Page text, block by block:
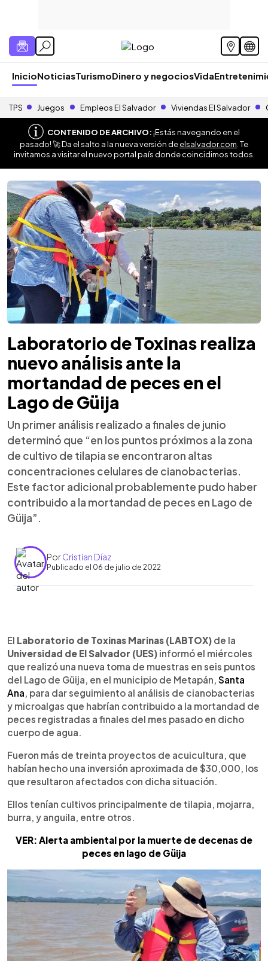
InicioNoticiasTurismoDinero y negociosVida
TPS Juegos Empleos El Salvador Viviendas El Salvador
CONTENIDO DE ARCHIVO:¡Estás navegando en el
pasado! 🚀 Da el salto a la nueva versión deelsalvador.com . Te
invitamos a visitar el nuevo portal país donde coincidimos todos.
Laboratorio de Toxinas realiza
nuevo análisis ante la
mortandad de peces en el
Lago de Güija
Un primer análisis realizado a finales de junio
determinó que “en los puntos próximos a la zona
de cultivo de tilapia se encontraron altas
concentraciones celulares de cianobacterias.
Este factor adicional probablemente pudo haber
contribuido a la mortandad de peces en Lago de
Güija”.
PorCristian Díaz
Publicado el 06 de julio de 2022
Escuchar artículo
El Laboratorio de Toxinas Marinas (LABTOX) de la
Universidad de El Salvador (UES) informó el miércoles
que realizó una nueva toma de muestras en seis puntos
del Lago de Güija, en el municipio de Metapán, Santa
Ana , para dar seguimiento al análisis de cianobacterias
y microalgas que habrían contribuido a la mortandad de
peces registradas a finales del mes pasado en dicho
cuerpo de agua.
Fueron más de treinta proyectos de acuicultura, que
habían hecho una inversión aproximada de $30,000, los
que resultaron afectados con dicha situación.
Ellos tenían cultivos principalmente de tilapia, mojarra,
burra, y anguila, entre otros.
VER: Alerta ambiental por la muerte de decenas de
peces en lago de Güija